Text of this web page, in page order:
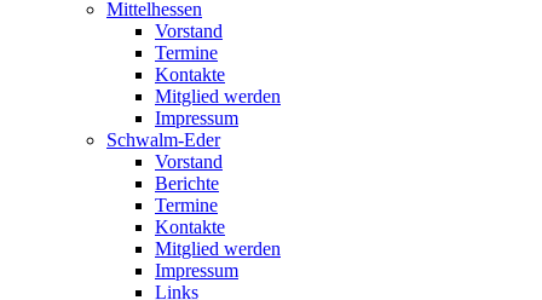
Mittelhessen
Vorstand
Termine
Kontakte
Mitglied werden
Impressum
Schwalm-Eder
Vorstand
Berichte
Termine
Kontakte
Mitglied werden
Impressum
Links